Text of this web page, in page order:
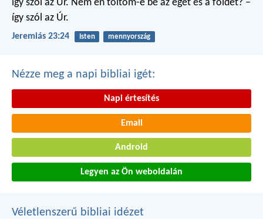
így szól az Úr. Nem én töltöm-e be az eget és a földet? –
így szól az Úr.
Jeremiás 23:24 Isten mennyország
Nézze meg a napi bibliai igét:
Napi értesítés
Email
Android
Legyen az Ön weboldalán
Véletlenszerű bibliai idézet